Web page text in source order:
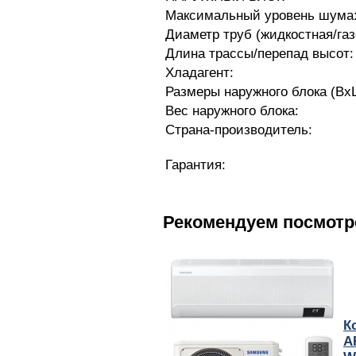
Максимальный уровень
Диаметр труб (жидкостная/
Длина трассы/перепад высот:
Хладагент:
Размеры наружного блока
Вес наружного блока:
Страна-производитель:
Гарантия:
Рекомендуем